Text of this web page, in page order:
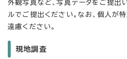
外観写真など、写真データをご提出
ルでご提出ください。なお、個人が
遠慮ください。
現地調査